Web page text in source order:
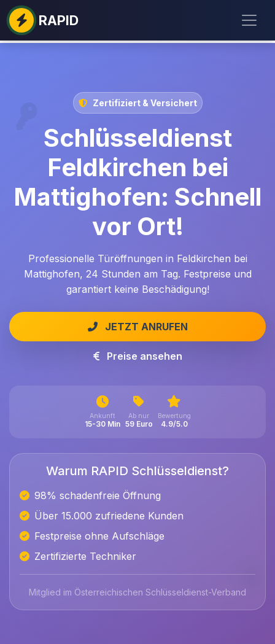
RAPID
Zertifiziert & Versichert
Schlüsseldienst
Feldkirchen bei
Mattighofen: Schnell
vor Ort!
Professionelle Türöffnungen in Feldkirchen bei
Mattighofen, 24 Stunden am Tag. Festpreise und
garantiert keine Beschädigung!
JETZT ANRUFEN
Preise ansehen
Ankunft
15-30 Min
Ab nur
59 Euro
Bewertung
4.9/5.0
Warum RAPID Schlüsseldienst?
98% schadenfreie Öffnung
Über 15.000 zufriedene Kunden
Festpreise ohne Aufschläge
Zertifizierte Techniker
Mitglied im Österreichischen Schlüsseldienst-Verband